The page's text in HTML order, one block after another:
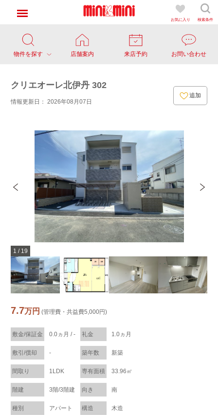
お気に入り 検索条件
物件を探す 店舗案内 来店予約 お問い合わせ
クリエオーレ北伊丹 302
情報更新日： 2026年08月07日
追加
1 / 19
7.7万円 (管理費・共益費5,000円)
敷金/保証金 0.0ヵ月 / - 礼金 1.0ヵ月
敷引/償却 - 築年数 新築
間取り 1LDK 専有面積 33.96㎡
階建 3階/3階建 向き 南
種別 アパート 構造 木造